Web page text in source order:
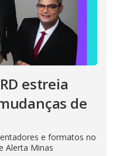
estreia
de
e formatos no
Alerta Minas